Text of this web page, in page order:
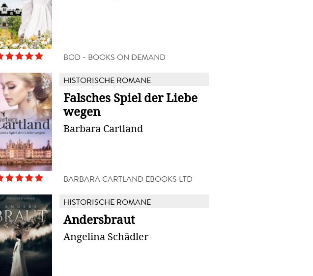
BOD - BOOKS ON DEMAND
HISTORISCHE ROMANE
Falsches Spiel der Liebe
wegen
Barbara Cartland
BARBARA CARTLAND EBOOKS LTD
HISTORISCHE ROMANE
Andersbraut
Angelina Schädler